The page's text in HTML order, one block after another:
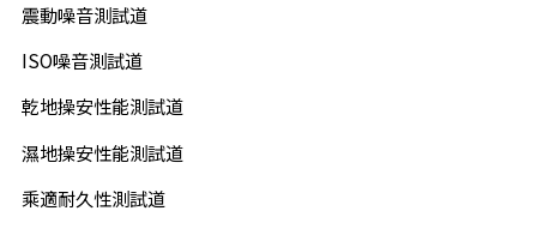
震動噪音測試道
ISO噪音測試道
乾地操安性能測試道
濕地操安性能測試道
乘適耐久性測試道